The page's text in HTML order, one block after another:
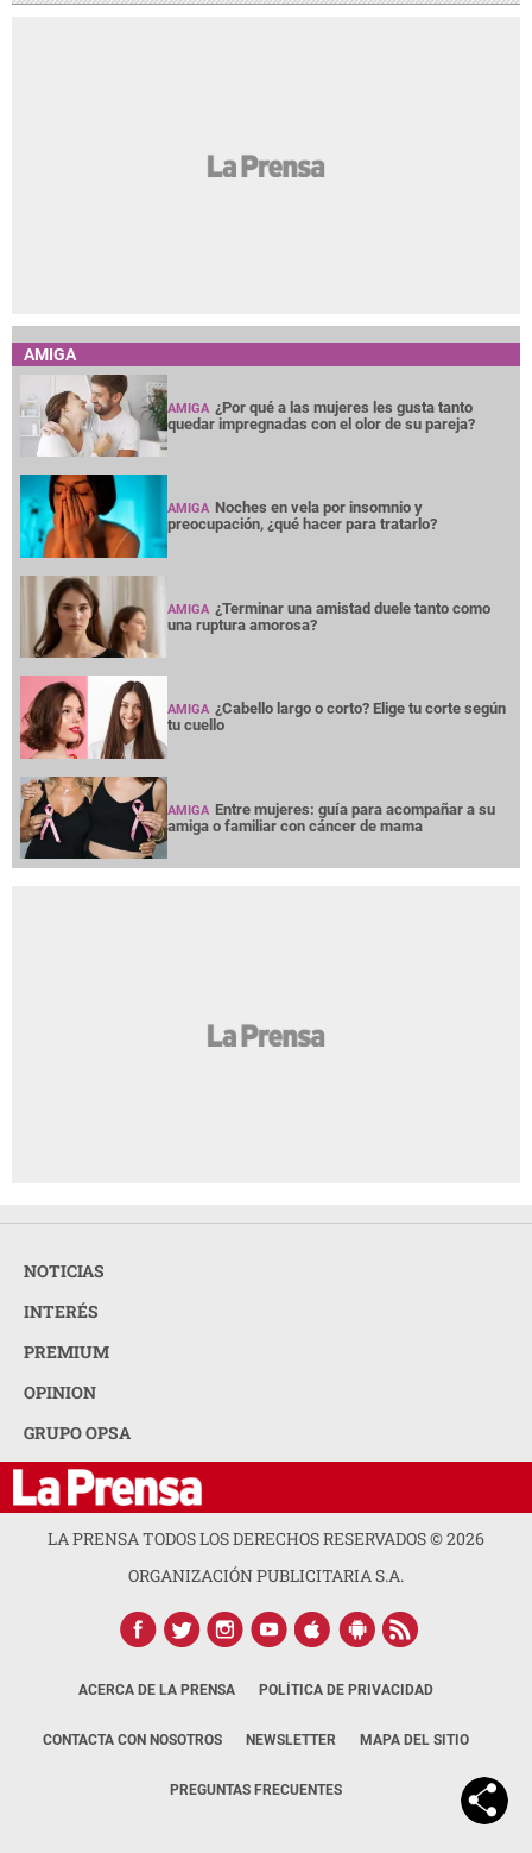
AMIGA
AMIGA ¿Por qué a las mujeres les gusta tanto
quedar impregnadas con el olor de su pareja?
AMIGA Noches en vela por insomnio y
preocupación, ¿qué hacer para tratarlo?
AMIGA ¿Terminar una amistad duele tanto como
una ruptura amorosa?
AMIGA ¿Cabello largo o corto? Elige tu corte según
tu cuello
AMIGA Entre mujeres: guía para acompañar a su
amiga o familiar con cáncer de mama
NOTICIAS
INTERÉS
PREMIUM
OPINION
GRUPO OPSA
LA PRENSA TODOS LOS DERECHOS RESERVADOS ©2026
ORGANIZACIÓN PUBLICITARIA S.A.
ACERCA DE LA PRENSA POLÍTICA DE PRIVACIDAD
CONTACTA CON NOSOTROS NEWSLETTER MAPA DEL SITIO
PREGUNTAS FRECUENTES